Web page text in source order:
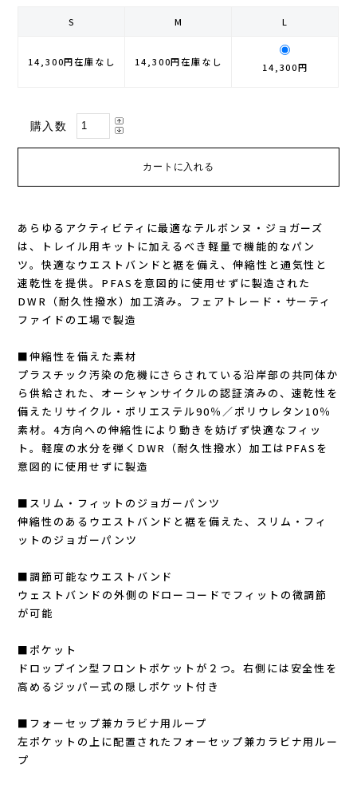
ジャパンエナジーフード
ミドリ安全
梅丹
goodr(グダー)
handson grip (ハンズオングリップ)
Hydrapak(ハイドラパック)
injinji(インジンジ)
Joe Nimble(ジョー ニンブル)
Lithe Apparel（ライテ アパレル）
LUNA SANDALS(ルナサンダル)
MARSQUEST(マーズクエスト)
MERRELL(メレル)
milestone(マイルストーン)
MMA(マウンテンマーシャルアーツ)
MOUNTAIN HARD WEAR(マウンテンハー
MYSTERY RANCH (ミステリーランチ)
S M L
14,300円在庫なし 14,300円在庫なし 14,300円
購入数
あらゆるアクティビティに最適なテルボンヌ・ジョガーズ
は、トレイル用キットに加えるべき軽量で機能的なパン
ツ。快適なウエストバンドと裾を備え、伸縮性と通気性と
速乾性を提供。PFASを意図的に使用せずに製造された
DWR（耐久性撥水）加工済み。フェアトレード・サーティ
ファイドの工場で製造
■伸縮性を備えた素材
プラスチック汚染の危機にさらされている沿岸部の共同体か
ら供給された、オーシャンサイクルの認証済みの、速乾性を
備えたリサイクル・ポリエステル90％／ポリウレタン10％
素材。4方向への伸縮性により動きを妨げず快適なフィッ
ト。軽度の水分を弾くDWR（耐久性撥水）加工はPFASを
意図的に使用せずに製造
■スリム・フィットのジョガーパンツ
伸縮性のあるウエストバンドと裾を備えた、スリム・フィ
ットのジョガーパンツ
■調節可能なウエストバンド
ウェストバンドの外側のドローコードでフィットの微調節
が可能
■ポケット
ドロップイン型フロントポケットが２つ。右側には安全性を
高めるジッパー式の隠しポケット付き
■フォーセップ兼カラビナ用ループ
左ポケットの上に配置されたフォーセップ兼カラビナ用ルー
プ